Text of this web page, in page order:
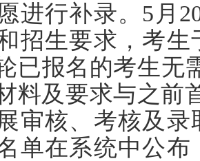
进行补录。5月
招生要求，考生
已报名的考生无
料及要求与之前
审核、考核及
单在系统中公布